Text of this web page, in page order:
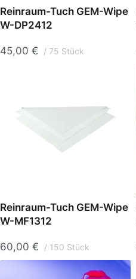
Reinraum-Tuch GEM-Wipe
W-DP2412
45,00 € 75 Stück
Reinraum-Tuch GEM-Wipe
W-MF1312
60,00 € 150 Stück